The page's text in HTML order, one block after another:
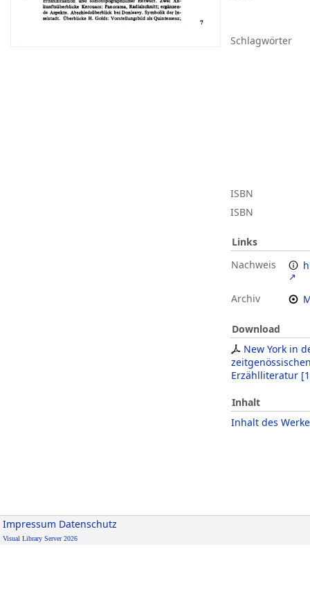
Schlagwörter
ISBN
ISBN
Links
Nachweis
Archiv
Download
New York in
Erzählliteratur [
Inhalt
Inhalt des
Impressum Datenschutz
Visual Library Server 2026